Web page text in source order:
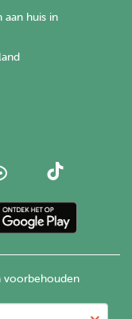
aan huis in
voorbehouden